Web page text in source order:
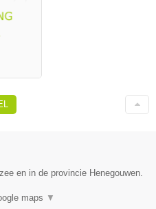
en in de provincie Henegouwen.
maps ▼